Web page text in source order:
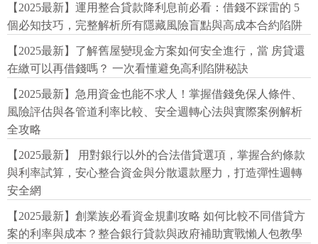
【2025最新】運用整合貸款降利息前必看：借錢不踩雷的 5
個必知技巧，完整解析所有隱藏風險盲點與高成本合約陷阱
【2025最新】了解舊屋變現金方案如何安全進行，當 房貸還
在繳可以再借錢嗎？ 一次看懂避免高利陷阱秘訣
【2025最新】急用資金也能不求人！掌握借錢免保人條件、
風險評估與各管道利率比較、安全週轉心法與實際案例解析
全攻略
【2025最新】 用對銀行以外的合法借貸選項，掌握合約條款
與利率試算，安心整合資金與分散還款壓力，打造彈性週轉
安全網
【2025最新】創業族必看資金規劃攻略 如何比較不同借貸方
案的利率與成本？整合銀行貸款與政府補助實戰懶人包教學